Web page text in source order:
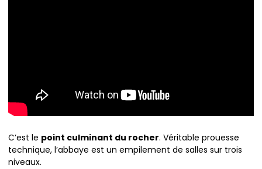
C’est le point culminant du rocher. Véritable prouesse
technique, l’abbaye est un empilement de salles sur trois
niveaux.